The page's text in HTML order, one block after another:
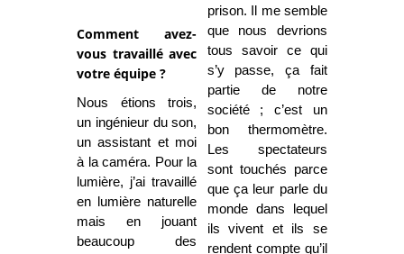
Comment avez-
vous travaillé avec
votre équipe ?
Nous étions trois,
un ingénieur du son,
un assistant et moi
à la caméra. Pour la
lumière, j’ai travaillé
en lumière naturelle
mais en jouant
beaucoup des
prison. Il me semble
que nous devrions
tous savoir ce qui
s’y passe, ça fait
partie de notre
société ; c’est un
bon thermomètre.
Les spectateurs
sont touchés parce
que ça leur parle du
monde dans lequel
ils vivent et ils se
rendent compte qu’il